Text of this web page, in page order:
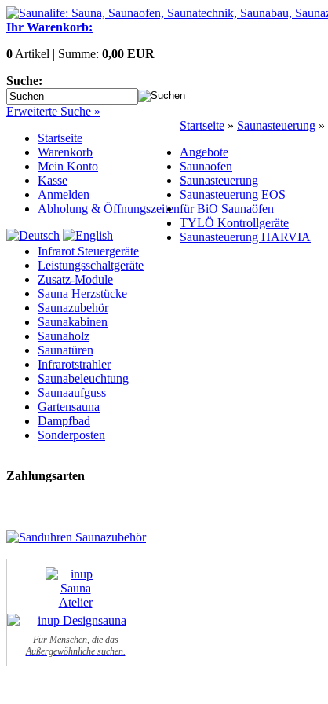
Ihr Warenkorb:
0 Artikel | Summe: 0,00 EUR
Suche:
Erweiterte Suche »
Startseite
Warenkorb
Mein Konto
Kasse
Anmelden
Abholung & Öffnungszeiten
Startseite » Saunasteuerung »
Angebote
Saunaofen
Saunasteuerung
Saunasteuerung EOS
für BiO Saunaöfen
TYLÖ Kontrollgeräte
Saunasteuerung HARVIA
Infrarot Steuergeräte
Leistungsschaltgeräte
Zusatz-Module
Sauna Herzstücke
Saunazubehör
Saunakabinen
Saunaholz
Saunatüren
Infrarotstrahler
Saunabeleuchtung
Saunaaufguss
Gartensauna
Dampfbad
Sonderposten
Zahlungsarten
Für Menschen, die das
Außergewöhnliche suchen.